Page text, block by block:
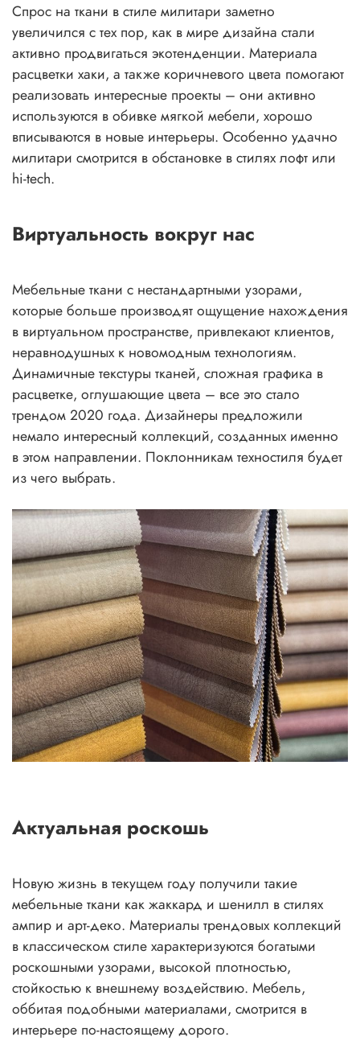
Спрос на ткани в стиле милитари заметно
увеличился с тех пор, как в мире дизайна стали
активно продвигаться экотенденции. Материала
расцветки хаки, а также коричневого цвета помогают
реализовать интересные проекты – они активно
используются в обивке мягкой мебели, хорошо
вписываются в новые интерьеры. Особенно удачно
милитари смотрится в обстановке в стилях лофт или
hi-tech.
Виртуальность вокруг нас
Мебельные ткани с нестандартными узорами,
которые больше производят ощущение нахождения
в виртуальном пространстве, привлекают клиентов,
неравнодушных к новомодным технологиям.
Динамичные текстуры тканей, сложная графика в
расцветке, оглушающие цвета – все это стало
трендом 2020 года. Дизайнеры предложили
немало интересный коллекций, созданных именно
в этом направлении. Поклонникам техностиля будет
из чего выбрать.
Актуальная роскошь
Новую жизнь в текущем году получили такие
мебельные ткани как жаккард и шенилл в стилях
ампир и арт-деко. Материалы трендовых коллекций
в классическом стиле характеризуются богатыми
роскошными узорами, высокой плотностью,
стойкостью к внешнему воздействию. Мебель,
оббитая подобными материалами, смотрится в
интерьере по-настоящему дорого.